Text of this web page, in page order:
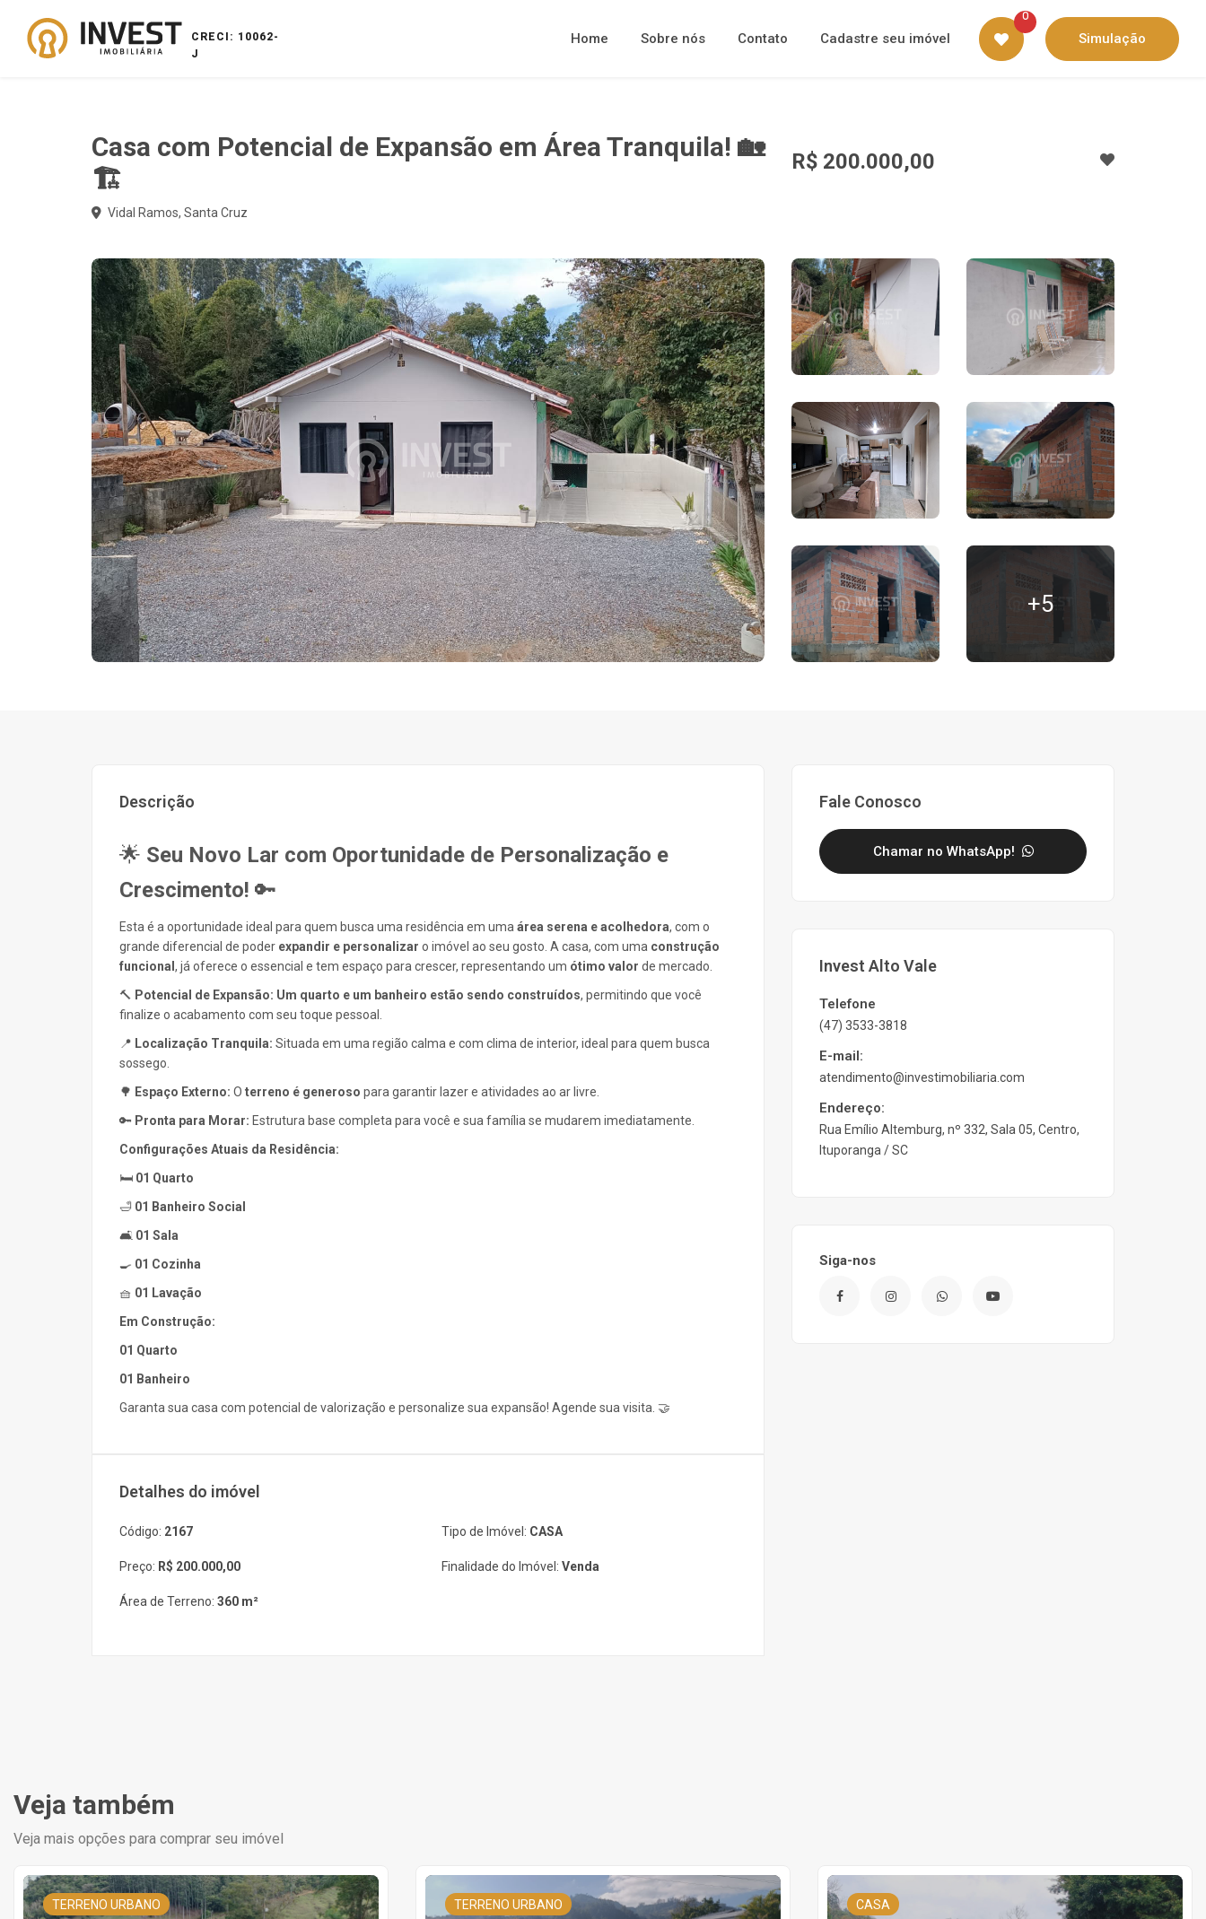
CRECI: 10062-
J
Home Sobre nós Contato Cadastre seu imóvel
0
Simulação
Casa com Potencial de Expansão em Área Tranquila! 🏡
🏗️
Vidal Ramos, Santa Cruz
R$ 200.000,00
+5
Descrição
🌟 Seu Novo Lar com Oportunidade de Personalização e
Crescimento! 🔑
Esta é a oportunidade ideal para quem busca uma residência em uma área serena e acolhedora, com o
grande diferencial de poder expandir e personalizar o imóvel ao seu gosto. A casa, com uma construção
funcional , já oferece o essencial e tem espaço para crescer, representando um ótimo valor de mercado.
🔨 Potencial de Expansão: Um quarto e um banheiro estão sendo construídos, permitindo que você
finalize o acabamento com seu toque pessoal.
📍 Localização Tranquila: Situada em uma região calma e com clima de interior, ideal para quem busca
sossego.
🌳 Espaço Externo: O terreno é generoso para garantir lazer e atividades ao ar livre.
🔑 Pronta para Morar: Estrutura base completa para você e sua família se mudarem imediatamente.
Configurações Atuais da Residência:
🛏️ 01 Quarto
🛁 01 Banheiro Social
🛋️ 01 Sala
🍳 01 Cozinha
🧺 01 Lavação
Em Construção:
01 Quarto
01 Banheiro
Garanta sua casa com potencial de valorização e personalize sua expansão! Agende sua visita. 🤝
Detalhes do imóvel
Código: 2167
Preço: R$ 200.000,00
Área de Terreno: 360 m²
Tipo de Imóvel: CASA
Finalidade do Imóvel: Venda
Fale Conosco
Chamar no WhatsApp!
Invest Alto Vale
Telefone
(47) 3533-3818
E-mail:
atendimento@investimobiliaria.com
Endereço:
Rua Emílio Altemburg, nº 332, Sala 05, Centro,
Ituporanga / SC
Siga-nos
Veja também
Veja mais opções para comprar seu imóvel
TERRENO URBANO TERRENO URBANO CASA